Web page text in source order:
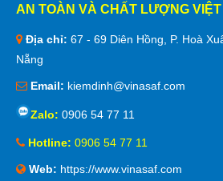
AN TOÀN VÀ CHẤT LƯỢNG VIỆT
Địa chỉ: 67 - 69 Diên Hồng, P. Hoà
Nẵng
Email: kiemdinh@vinasaf.com
Zalo: 0906 54 77 11
Hotline: 0906 54 77 11
Web: https://www.vinasaf.com